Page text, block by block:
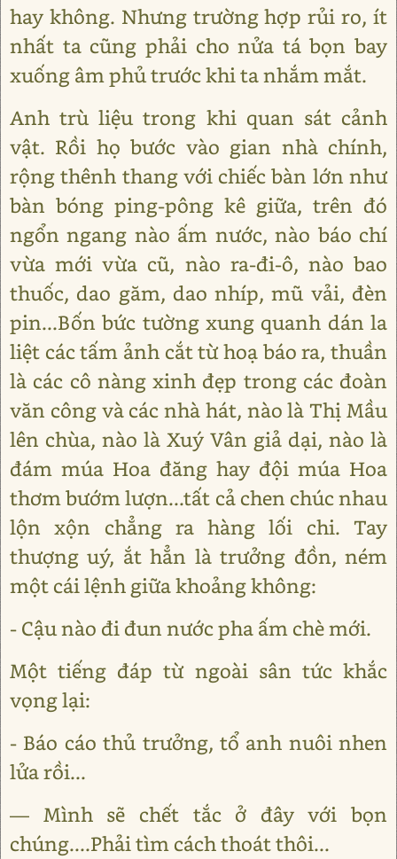
hay không. Nhưng trường hợp rủi ro, ít
nhất ta cũng phải cho nửa tá bọn bay
xuống âm phủ trước khi ta nhắm mắt.
Anh trù liệu trong khi quan sát cảnh
vật. Rồi họ bước vào gian nhà chính,
rộng thênh thang với chiếc bàn lớn như
bàn bóng ping-pông kê giữa, trên đó
ngổn ngang nào ấm nước, nào báo chí
vừa mới vừa cũ, nào ra-đi-ô, nào bao
thuốc, dao găm, dao nhíp, mũ vải, đèn
pin...Bốn bức tường xung quanh dán la
liệt các tấm ảnh cắt từ hoạ báo ra, thuần
là các cô nàng xinh đẹp trong các đoàn
văn công và các nhà hát, nào là Thị Mầu
lên chùa, nào là Xuý Vân giả dại, nào là
đám múa Hoa đăng hay đội múa Hoa
thơm bướm lượn...tất cả chen chúc nhau
lộn xộn chẳng ra hàng lối chi. Tay
thượng uý, ắt hẳn là trưởng đồn, ném
một cái lệnh giữa khoảng không:
- Cậu nào đi đun nước pha ấm chè mới.
Một tiếng đáp từ ngoài sân tức khắc
vọng lại:
- Báo cáo thủ trưởng, tổ anh nuôi nhen
lửa rồi...
― Mình sẽ chết tắc ở đây với bọn
chúng....Phải tìm cách thoát thôi...